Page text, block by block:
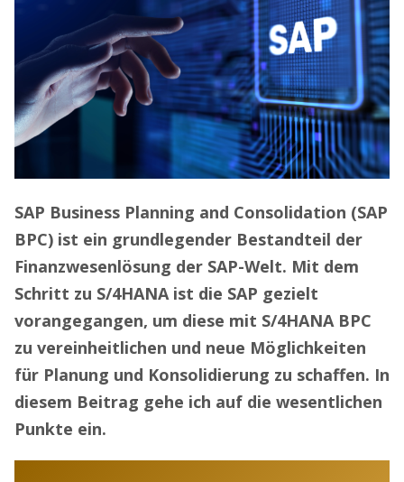
SAP Business Planning and Consolidation (SAP
BPC) ist ein grundlegender Bestandteil der
Finanzwesenlösung der SAP-Welt. Mit dem
Schritt zu S/4HANA ist die SAP gezielt
vorangegangen, um diese mit S/4HANA BPC
zu vereinheitlichen und neue Möglichkeiten
für Planung und Konsolidierung zu schaffen. In
diesem Beitrag gehe ich auf die wesentlichen
Punkte ein.